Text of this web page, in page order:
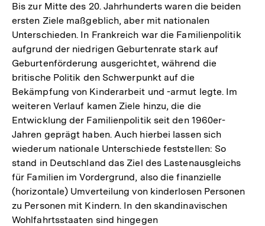
Bis zur Mitte des 20. Jahrhunderts waren die beiden
ersten Ziele maßgeblich, aber mit nationalen
Unterschieden. In Frankreich war die Familienpolitik
aufgrund der niedrigen Geburtenrate stark auf
Geburtenförderung ausgerichtet, während die
britische Politik den Schwerpunkt auf die
Bekämpfung von Kinderarbeit und -armut legte. Im
weiteren Verlauf kamen Ziele hinzu, die die
Entwicklung der Familienpolitik seit den 1960er-
Jahren geprägt haben. Auch hierbei lassen sich
wiederum nationale Unterschiede feststellen: So
stand in Deutschland das Ziel des Lastenausgleichs
für Familien im Vordergrund, also die finanzielle
(horizontale) Umverteilung von kinderlosen Personen
zu Personen mit Kindern. In den skandinavischen
Wohlfahrtsstaaten sind hingegen